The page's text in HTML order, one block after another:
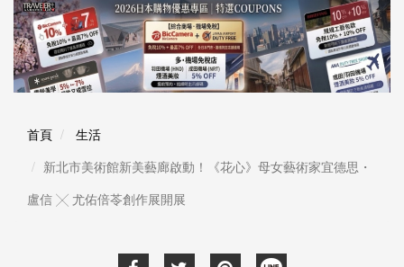
首頁
生活
新北市美術館新美藝廊啟動！《花心》母女藝術家宜德思・
盧信 ╳ 尤佑倍苓創作展開展